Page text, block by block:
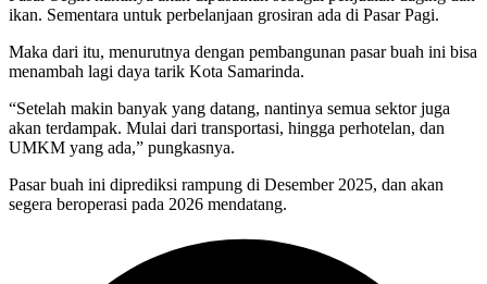
ikan. Sementara untuk perbelanjaan grosiran ada di Pasar Pagi.
Maka dari itu, menurutnya dengan pembangunan pasar buah ini bisa
menambah lagi daya tarik Kota Samarinda.
“Setelah makin banyak yang datang, nantinya semua sektor juga
akan terdampak. Mulai dari transportasi, hingga perhotelan, dan
UMKM yang ada,” pungkasnya.
Pasar buah ini diprediksi rampung di Desember 2025, dan akan
segera beroperasi pada 2026 mendatang.